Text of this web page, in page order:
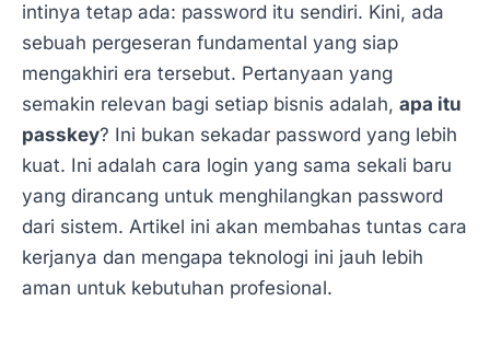
intinya tetap ada: password itu sendiri. Kini, ada
sebuah pergeseran fundamental yang siap
mengakhiri era tersebut. Pertanyaan yang
semakin relevan bagi setiap bisnis adalah, apa itu
passkey? Ini bukan sekadar password yang lebih
kuat. Ini adalah cara login yang sama sekali baru
yang dirancang untuk menghilangkan password
dari sistem. Artikel ini akan membahas tuntas cara
kerjanya dan mengapa teknologi ini jauh lebih
aman untuk kebutuhan profesional.